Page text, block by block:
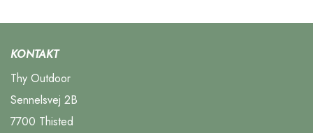
KONTAKT
Thy Outdoor
Sennelsvej 2B
7700 Thisted